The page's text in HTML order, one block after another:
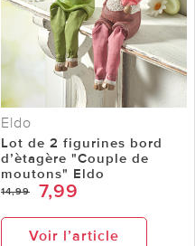
Eldo
Lot de 2 figurines bord
d’ètagère "Couple de
moutons" Eldo
14,99 7,99
Voir l’article